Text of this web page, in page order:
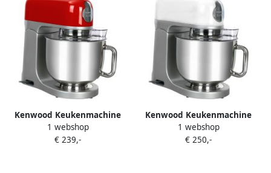
Kenwood Keukenmachine
KMix KMX 750RD inclusief 3-
delige patisserieset
1 webshop
€ 239,-
Kenwood Keukenmachine
KMix KMX 750WH inclusief 3-
delige patisserieset en 5l
1 webshop
€ 250,-